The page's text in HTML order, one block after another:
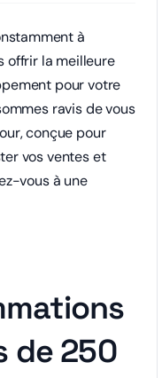
à
offrir la meilleure
pour votre
ravis de vous
conçue pour
vos ventes et
vous à une
de 250